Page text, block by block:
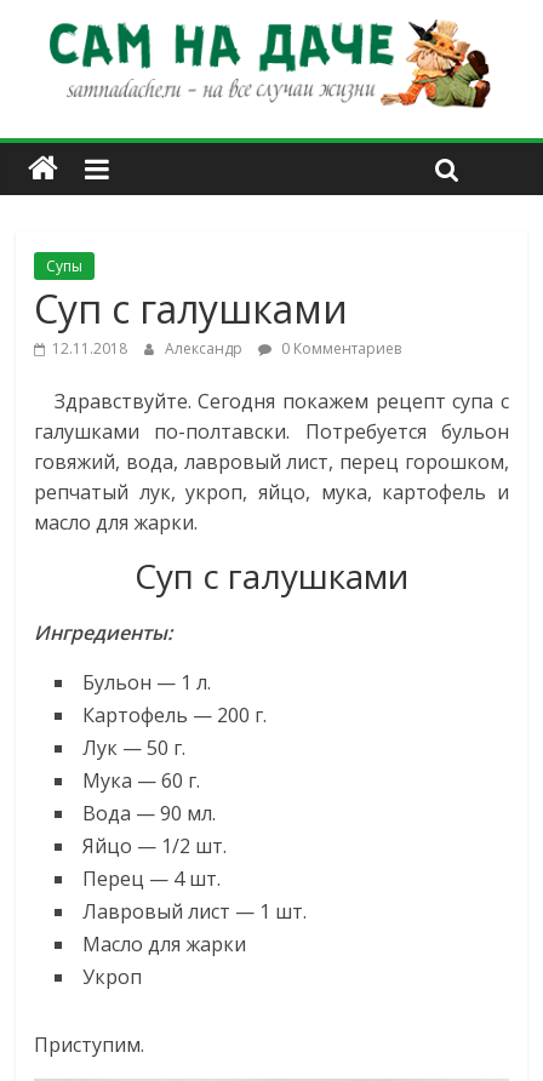
Супы
Суп с галушками
12.11.2018 Александр 0 Комментариев
Здравствуйте. Сегодня покажем рецепт супа с
галушками по-полтавски. Потребуется бульон
говяжий, вода, лавровый лист, перец горошком,
репчатый лук, укроп, яйцо, мука, картофель и
масло для жарки.
Суп с галушками
Ингредиенты:
Бульон — 1 л.
Картофель — 200 г.
Лук — 50 г.
Мука — 60 г.
Вода — 90 мл.
Яйцо — 1/2 шт.
Перец — 4 шт.
Лавровый лист — 1 шт.
Масло для жарки
Укроп
Приступим.